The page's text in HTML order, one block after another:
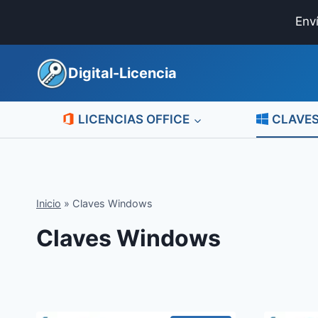
contenido
Digital-Licencia
LICENCIAS OFFICE
Inicio » Claves Windows
Claves Windows